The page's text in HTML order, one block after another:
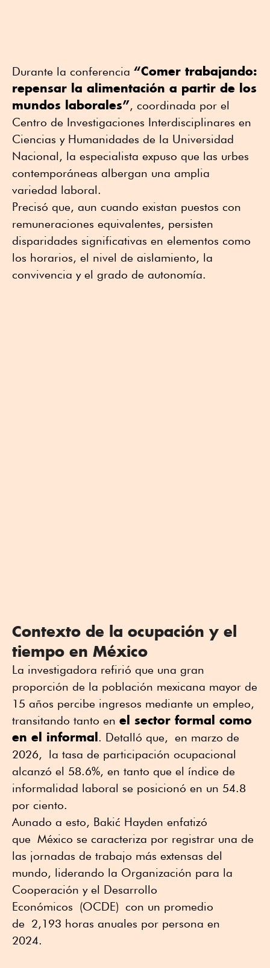
Durante la conferencia “Comer trabajando:
repensar la alimentación a partir de los
mundos laborales”, coordinada por el
Centro de Investigaciones Interdisciplinares en
Ciencias y Humanidades de la Universidad
Nacional, la especialista expuso que las urbes
contemporáneas albergan una amplia
variedad laboral.
Precisó que, aun cuando existan puestos con
remuneraciones equivalentes, persisten
disparidades significativas en elementos como
los horarios, el nivel de aislamiento, la
convivencia y el grado de autonomía.
Contexto de la ocupación y el
tiempo en México
La investigadora refirió que una gran
proporción de la población mexicana mayor de
15 años percibe ingresos mediante un empleo,
transitando tanto en el sector formal como
en el informal . Detalló que, en marzo de
2026, la tasa de participación ocupacional
alcanzó el 58.6%, en tanto que el índice de
informalidad laboral se posicionó en un 54.8
por ciento.
Aunado a esto, Bakić Hayden enfatizó
que México se caracteriza por registrar una de
las jornadas de trabajo más extensas del
mundo, liderando la Organización para la
Cooperación y el Desarrollo
Económicos (OCDE) con un promedio
de 2,193 horas anuales por persona en
2024.